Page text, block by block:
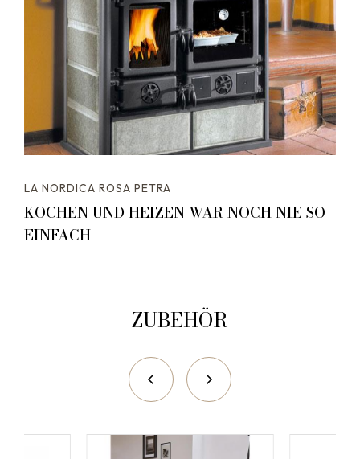
LA NORDICA ROSA PETRA
KOCHEN UND HEIZEN WAR NOCH NIE SO
EINFACH
ZUBEHÖR